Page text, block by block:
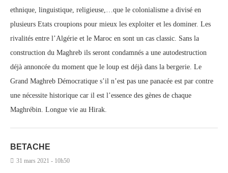
ethnique, linguistique, religieuse,…que le colonialisme a divisé en
plusieurs Etats croupions pour mieux les exploiter et les dominer. Les
rivalités entre l’Algérie et le Maroc en sont un cas classic. Sans la
construction du Maghreb ils seront condamnés a une autodestruction
déjà annoncée du moment que le loup est déjà dans la bergerie. Le
Grand Maghreb Démocratique s’il n’est pas une panacée est par contre
une nécessite historique car il est l’essence des gènes de chaque
Maghrébin. Longue vie au Hirak.
BETACHE
31 mars 2021 - 10h50